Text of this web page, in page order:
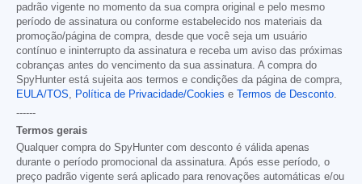
padrão vigente no momento da sua compra original e pelo mesmo
período de assinatura ou conforme estabelecido nos materiais da
promoção/página de compra, desde que você seja um usuário
contínuo e ininterrupto da assinatura e receba um aviso das próximas
cobranças antes do vencimento da sua assinatura. A compra do
SpyHunter está sujeita aos termos e condições da página de compra,
EULA/TOS, Política de Privacidade/Cookies e Termos de Desconto.
------
Termos gerais
Qualquer compra do SpyHunter com desconto é válida apenas
durante o período promocional da assinatura. Após esse período, o
preço padrão vigente será aplicado para renovações automáticas e/ou